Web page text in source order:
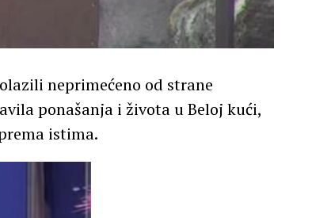
neprimećeno od strane
ponašanja i života u Beloj kući,
istima.